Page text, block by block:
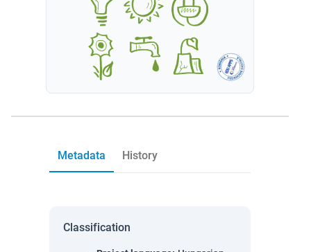
Metadata History
Classification